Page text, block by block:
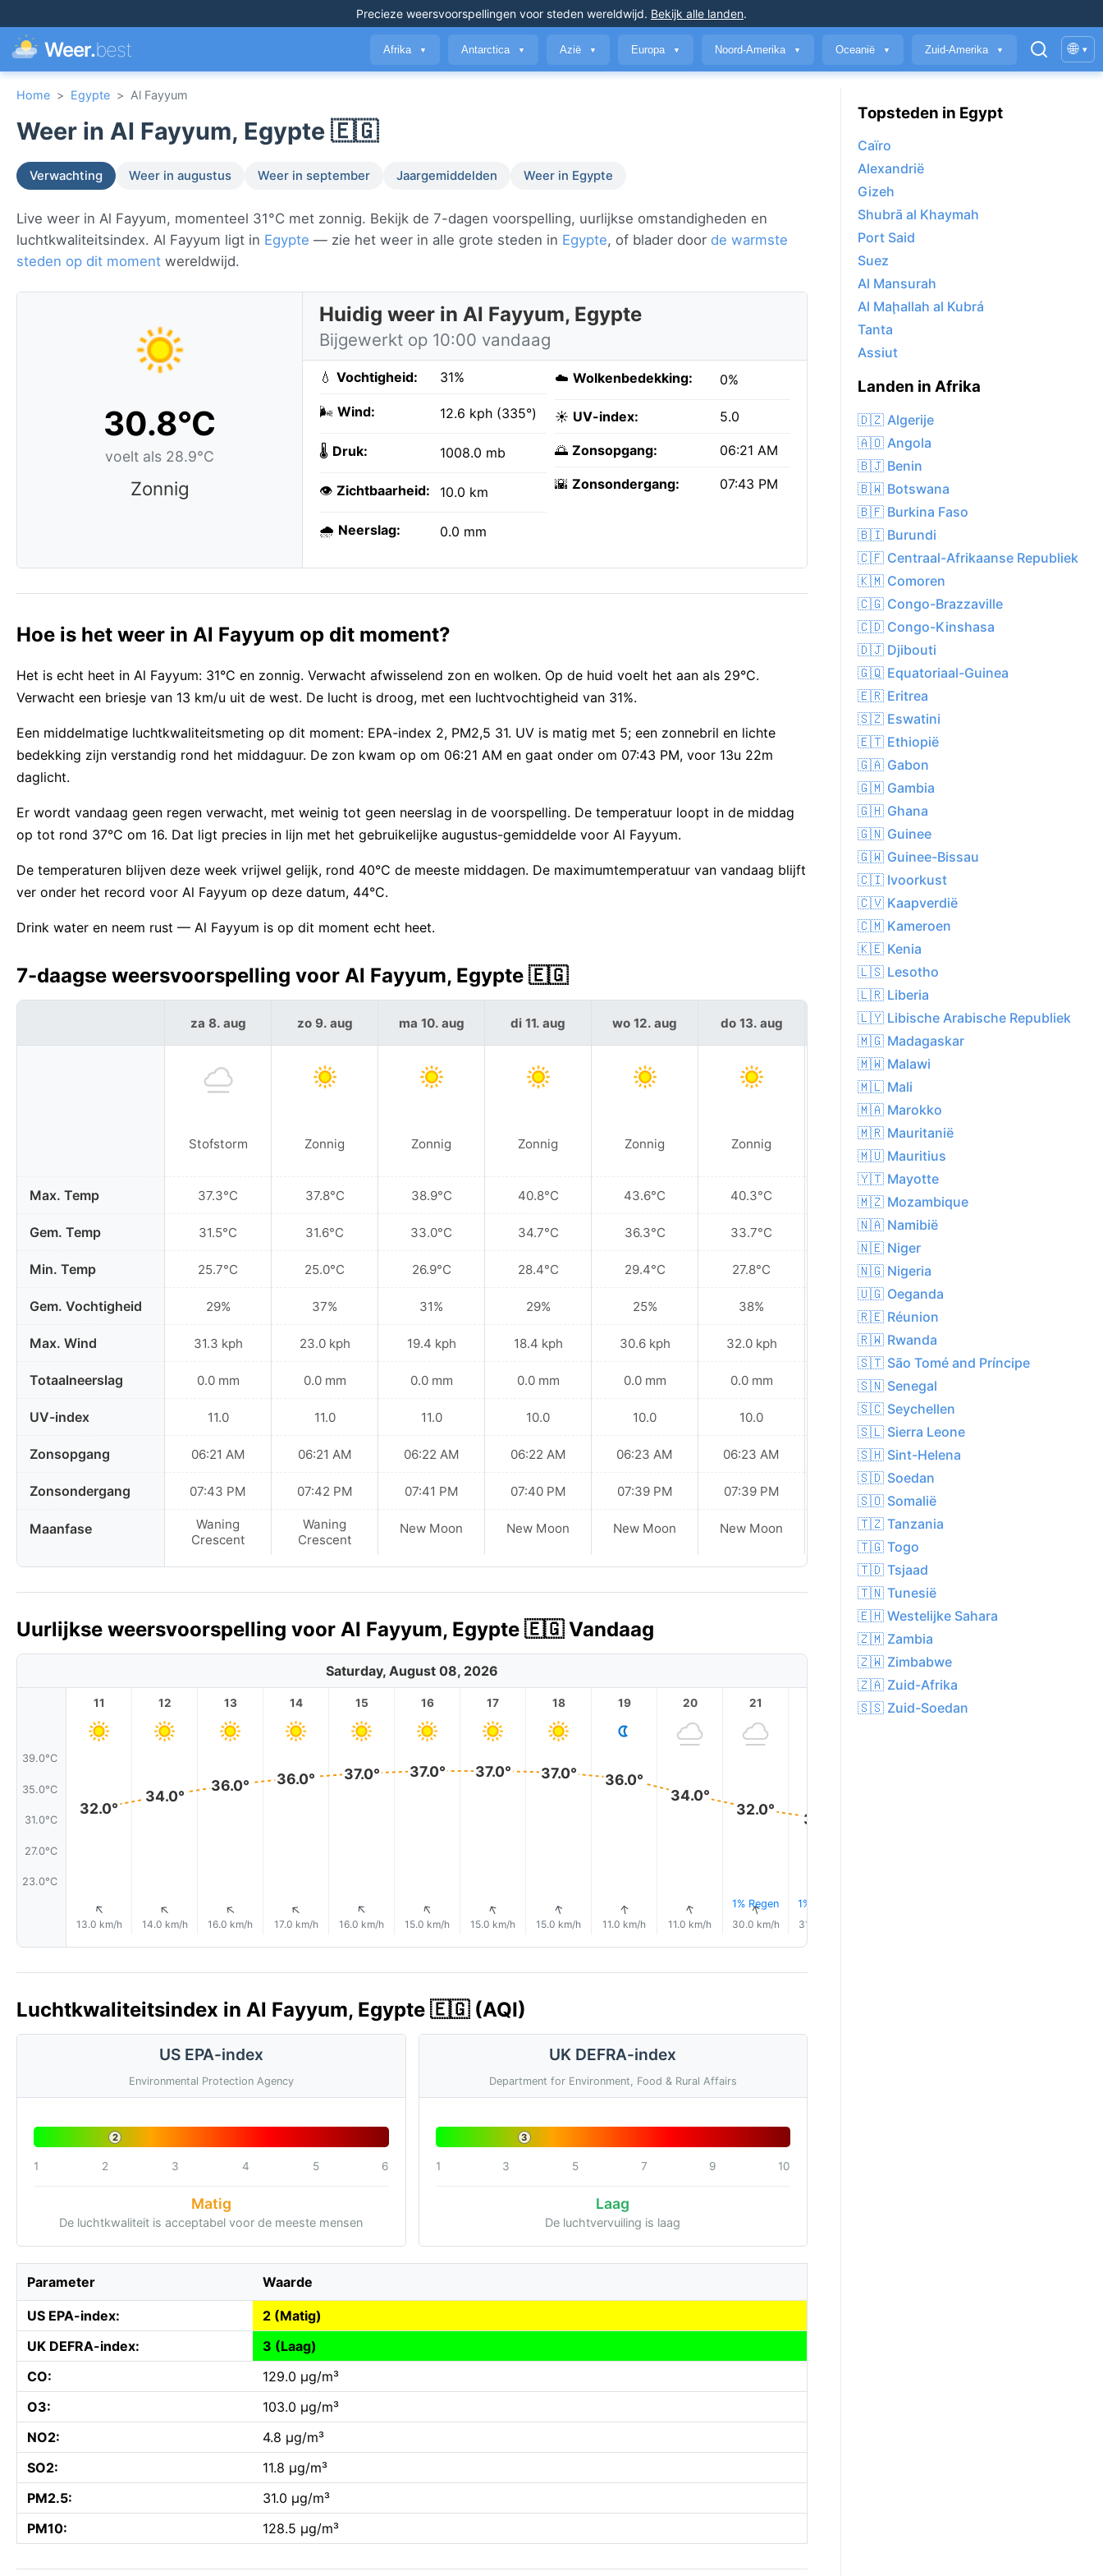
Precieze weersvoorspellingen voor steden wereldwijd. Bekijk alle landen.
Weer.best Afrika ▼ Antarctica ▼ Azië ▼ Europa ▼ Noord-Amerika ▼ Oceanië ▼ Zuid-Amerika ▼ 🌐 ▾
Home > Egypte > Al Fayyum
Weer in Al Fayyum, Egypte 🇪🇬
Verwachting Weer in augustus Weer in september Jaargemiddelden Weer in Egypte
Live weer in Al Fayyum, momenteel 31°C met zonnig. Bekijk de 7-dagen voorspelling, uurlijkse omstandigheden en
luchtkwaliteitsindex. Al Fayyum ligt in Egypte — zie het weer in alle grote steden in Egypte, of blader door de warmste
steden op dit moment wereldwijd.
30.8°C
voelt als 28.9°C
Zonnig
Huidig weer in Al Fayyum, Egypte
Bijgewerkt op 10:00 vandaag
💧 Vochtigheid: 31%
🌬️ Wind: 12.6 kph (335°)
🌡️ Druk: 1008.0 mb
👁️ Zichtbaarheid: 10.0 km
🌧️ Neerslag: 0.0 mm
☁️ Wolkenbedekking: 0%
☀️ UV-index: 5.0
🌅 Zonsopgang: 06:21 AM
🌇 Zonsondergang: 07:43 PM
Hoe is het weer in Al Fayyum op dit moment?
Het is echt heet in Al Fayyum: 31°C en zonnig. Verwacht afwisselend zon en wolken. Op de huid voelt het aan als 29°C.
Verwacht een briesje van 13 km/u uit de west. De lucht is droog, met een luchtvochtigheid van 31%.
Een middelmatige luchtkwaliteitsmeting op dit moment: EPA-index 2, PM2,5 31. UV is matig met 5; een zonnebril en lichte
bedekking zijn verstandig rond het middaguur. De zon kwam op om 06:21 AM en gaat onder om 07:43 PM, voor 13u 22m
daglicht.
Er wordt vandaag geen regen verwacht, met weinig tot geen neerslag in de voorspelling. De temperatuur loopt in de middag
op tot rond 37°C om 16. Dat ligt precies in lijn met het gebruikelijke augustus-gemiddelde voor Al Fayyum.
De temperaturen blijven deze week vrijwel gelijk, rond 40°C de meeste middagen. De maximumtemperatuur van vandaag blijft
ver onder het record voor Al Fayyum op deze datum, 44°C.
Drink water en neem rust — Al Fayyum is op dit moment echt heet.
7-daagse weersvoorspelling voor Al Fayyum, Egypte 🇪🇬
Max. Temp
Gem. Temp
Min. Temp
Gem. Vochtigheid
Max. Wind
Totaalneerslag
UV-index
Zonsopgang
Zonsondergang
Maanfase
za 8. aug
Stofstorm
37.3°C
31.5°C
25.7°C
29%
31.3 kph
0.0 mm
11.0
06:21 AM
07:43 PM
Waning
Crescent
zo 9. aug
Zonnig
37.8°C
31.6°C
25.0°C
37%
23.0 kph
0.0 mm
11.0
06:21 AM
07:42 PM
Waning
Crescent
ma 10. aug
Zonnig
38.9°C
33.0°C
26.9°C
31%
19.4 kph
0.0 mm
11.0
06:22 AM
07:41 PM
New Moon
di 11. aug
Zonnig
40.8°C
34.7°C
28.4°C
29%
18.4 kph
0.0 mm
10.0
06:22 AM
07:40 PM
New Moon
wo 12. aug
Zonnig
43.6°C
36.3°C
29.4°C
25%
30.6 kph
0.0 mm
10.0
06:23 AM
07:39 PM
New Moon
do 13. aug
Zonnig
40.3°C
33.7°C
27.8°C
38%
32.0 kph
0.0 mm
10.0
06:23 AM
07:39 PM
New Moon
vr 14. aug
Zonnig
40.1°C
33.2°C
26.6°C
26.6 kph
0.0 mm
10.0
06:24 AM
07:38 PM
Waxing
Crescent
Uurlijkse weersvoorspelling voor Al Fayyum, Egypte 🇪🇬 Vandaag
Saturday, August 08, 2026
39.0°C
35.0°C
31.0°C
27.0°C
23.0°C
11
32.0°
↑
13.0 km/h
12
34.0°
↑
14.0 km/h
13
36.0°
↑
16.0 km/h
14
36.0°
↑
17.0 km/h
15
37.0°
↑
16.0 km/h
16
37.0°
↑
15.0 km/h
17
37.0°
↑
15.0 km/h
18
37.0°
↑
15.0 km/h
19
36.0°
↑
11.0 km/h
20
34.0°
↑
11.0 km/h
21
32.0°
1% Regen
↑
30.0 km/h
31.0°
1% Regen
31.0 km/h
23
Luchtkwaliteitsindex in Al Fayyum, Egypte 🇪🇬 (AQI)
US EPA-index
Environmental Protection Agency
2
1 2 3 4 5 6
Matig
De luchtkwaliteit is acceptabel voor de meeste mensen
UK DEFRA-index
Department for Environment, Food & Rural Affairs
3
1 3 5 7 9 10
Laag
De luchtvervuiling is laag
Parameter Waarde
US EPA-index:
2 (Matig)
UK DEFRA-index:
3 (Laag)
CO:
129.0 µg/m³
O3:
103.0 µg/m³
NO2:
4.8 µg/m³
SO2:
11.8 µg/m³
PM2.5:
31.0 µg/m³
PM10:
128.5 µg/m³
Topsteden in Egypt
Caïro
Alexandrië
Gizeh
Shubrā al Khaymah
Port Said
Suez
Al Mansurah
Al Maḩallah al Kubrá
Tanta
Assiut
Landen in Afrika
🇩🇿 Algerije
🇦🇴 Angola
🇧🇯 Benin
🇧🇼 Botswana
🇧🇫 Burkina Faso
🇧🇮 Burundi
🇨🇫 Centraal-Afrikaanse Republiek
🇰🇲 Comoren
🇨🇬 Congo-Brazzaville
🇨🇩 Congo-Kinshasa
🇩🇯 Djibouti
🇬🇶 Equatoriaal-Guinea
🇪🇷 Eritrea
🇸🇿 Eswatini
🇪🇹 Ethiopië
🇬🇦 Gabon
🇬🇲 Gambia
🇬🇭 Ghana
🇬🇳 Guinee
🇬🇼 Guinee-Bissau
🇨🇮 Ivoorkust
🇨🇻 Kaapverdië
🇨🇲 Kameroen
🇰🇪 Kenia
🇱🇸 Lesotho
🇱🇷 Liberia
🇱🇾 Libische Arabische Republiek
🇲🇬 Madagaskar
🇲🇼 Malawi
🇲🇱 Mali
🇲🇦 Marokko
🇲🇷 Mauritanië
🇲🇺 Mauritius
🇾🇹 Mayotte
🇲🇿 Mozambique
🇳🇦 Namibië
🇳🇪 Niger
🇳🇬 Nigeria
🇺🇬 Oeganda
🇷🇪 Réunion
🇷🇼 Rwanda
🇸🇹 São Tomé and Príncipe
🇸🇳 Senegal
🇸🇨 Seychellen
🇸🇱 Sierra Leone
🇸🇭 Sint-Helena
🇸🇩 Soedan
🇸🇴 Somalië
🇹🇿 Tanzania
🇹🇬 Togo
🇹🇩 Tsjaad
🇹🇳 Tunesië
🇪🇭 Westelijke Sahara
🇿🇲 Zambia
🇿🇼 Zimbabwe
🇿🇦 Zuid-Afrika
🇸🇸 Zuid-Soedan